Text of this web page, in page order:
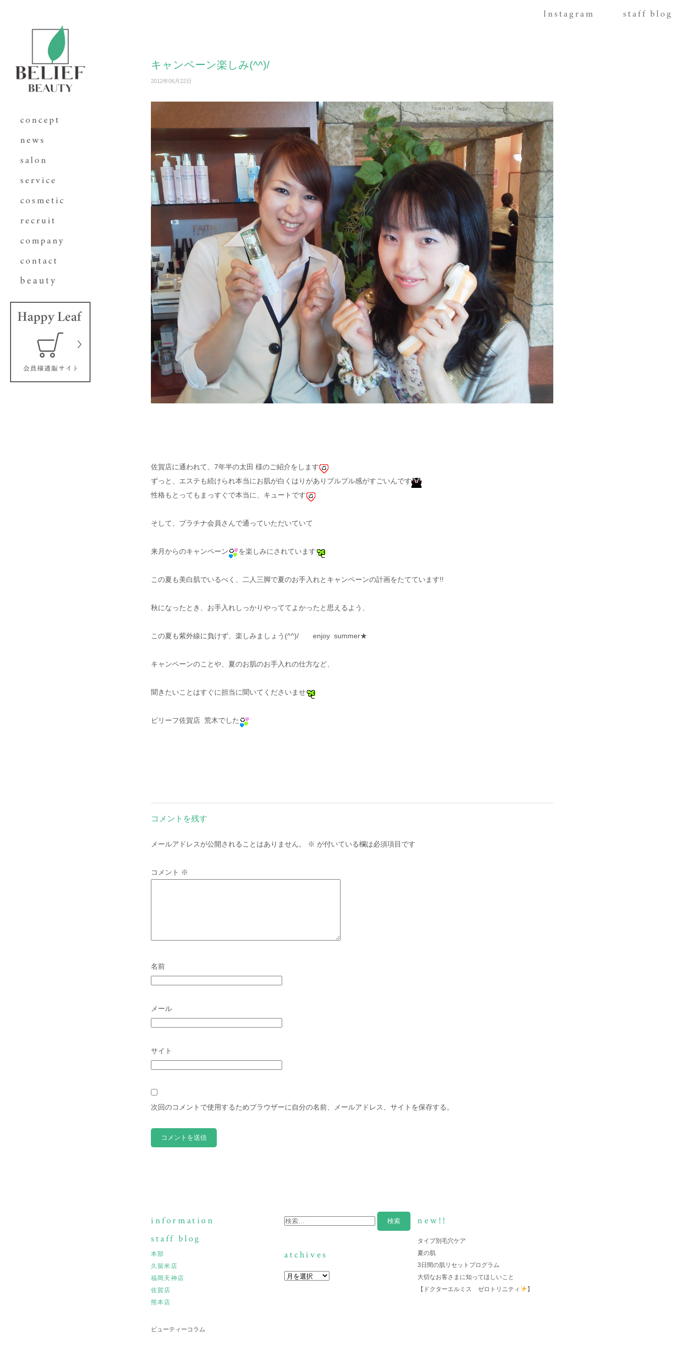
キャンペーン楽しみ(^^)/
2012年06月22日
佐賀店に通われて、7年半の太田 様のご紹介をします
ずっと、エステも続けられ本当にお肌が白くはりがありプルプル感がすごいんです
性格もとってもまっすぐで本当に、キュートです
そして、プラチナ会員さんで通っていただいていて
来月からのキャンペーン を楽しみにされています
この夏も美白肌でいるべく、二人三脚で夏のお手入れとキャンペーンの計画をたてています!!
秋になったとき、お手入れしっかりやっててよかったと思えるよう、
この夏も紫外線に負けず、楽しみましょう(^^)/ enjoy summer★
キャンペーンのことや、夏のお肌のお手入れの仕方など、
聞きたいことはすぐに担当に聞いてくださいませ
ビリーフ佐賀店 荒木でした
コメントを残す
メールアドレスが公開されることはありません。 ※ が付いている欄は必須項目です
コメント ※
名前
メール
サイト
次回のコメントで使用するためブラウザーに自分の名前、メールアドレス、サイトを保存する。
information
staff blog
本部
久留米店
福岡天神店
佐賀店
熊本店
ビューティーコラム
new!!
タイプ別毛穴ケア
夏の肌
3日間の肌リセットプログラム
大切なお客さまに知ってほしいこと
【ドクターエルミス ゼロトリニティ
】
atchives